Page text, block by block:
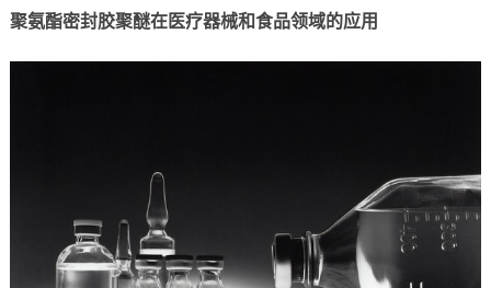
聚氨酯密封胶聚醚在医疗器械和食品领域的应用